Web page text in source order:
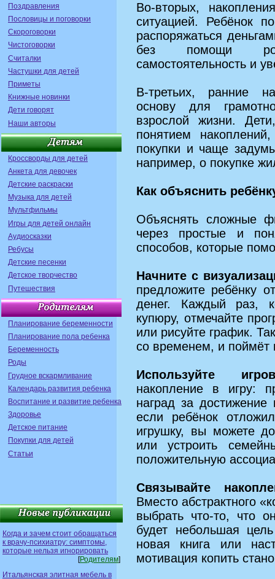
Поздравления
Пословицы и поговорки
Скороговорки
Чистоговорки
Считалки
Частушки для детей
Приметы
Книжные новинки
Дети говорят
Наши авторы
Кроссворды для детей
Анкета для девочек
Детские раскраски
Музыка для детей
Мультфильмы
Игры для детей онлайн
Аудиосказки
Ребусы
Детские песенки
Детское творчество
Путешествия
Планирование беременности
Планирование пола ребенка
Беременность
Роды
Грудное вскармливание
Календарь развития ребенка
Воспитание и развитие ребенка
Здоровье
Детское питание
Покупки для детей
Статьи
Когда и зачем стоит обращаться
к врачу-психиатру: симптомы,
которые нельзя игнорировать
[Родителям]
Итальянская элитная мебель в
Во‑вторых,
ситуацией. Ребёнок
распоряжаться
без помощи
самостоятельность и
В‑третьих, ранние
основу для
взрослой жизни.
понятием
покупки и чаще
например, о покупке
Как объяснить
Объяснять сложные
через простые и
способов, которые
Начните с
предложите ребёнку
денег. Каждый раз,
купюру, отмечайте
или рисуйте график.
со временем, и поймёт
Используйте
накопление в игру:
наград за
если ребёнок
игрушку, вы можете
или устроить
положительную
Связывайте
Вместо абстрактного
выбрать что‑то, что
будет небольшая
новая книга или
мотивация копить